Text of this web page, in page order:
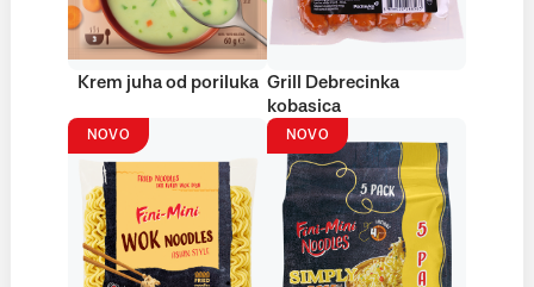
Krem juha od poriluka Grill Debrecinka
kobasica
NOVO NOVO